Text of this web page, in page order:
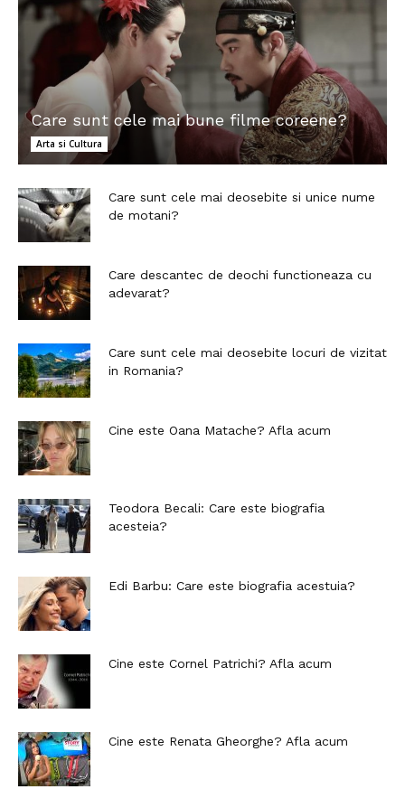
Care sunt cele mai bune filme coreene?
Arta si Cultura
Care sunt cele mai deosebite si unice nume
de motani?
Care descantec de deochi functioneaza cu
adevarat?
Care sunt cele mai deosebite locuri de vizitat
in Romania?
Cine este Oana Matache? Afla acum
Teodora Becali: Care este biografia
acesteia?
Edi Barbu: Care este biografia acestuia?
Cine este Cornel Patrichi? Afla acum
Cine este Renata Gheorghe? Afla acum